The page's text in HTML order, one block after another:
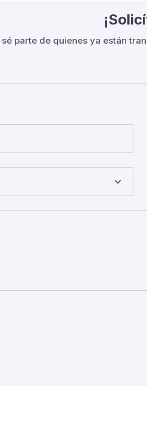
parte de quienes ya están